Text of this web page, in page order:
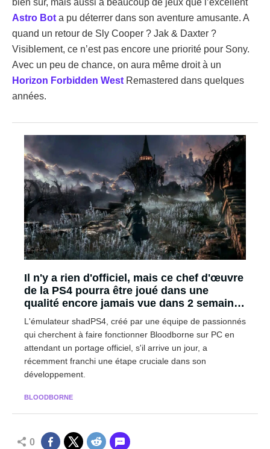
bien sûr, mais aussi à beaucoup de jeux que l’excellent
Astro Bot a pu déterrer dans son aventure amusante. A
quand un retour de Sly Cooper ? Jak & Daxter ?
Visiblement, ce n’est pas encore une priorité pour Sony.
Avec un peu de chance, on aura même droit à un
Horizon Forbidden West Remastered dans quelques
années.
Il n'y a rien d'officiel, mais ce chef d'œuvre
de la PS4 pourra être joué dans une
qualité encore jamais vue dans 2 semaines
!L'émulateur shadPS4, créé par une équipe de passionnés
qui cherchent à faire fonctionner Bloodborne sur PC en
attendant un portage officiel, s'il arrive un jour, a
récemment franchi une étape cruciale dans son
développement.
BLOODBORNE
0